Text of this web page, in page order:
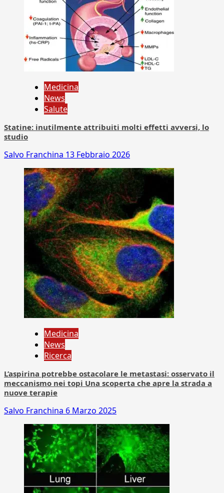
Medicina
News
Salute
Statine: inutilmente attribuiti molti effetti avversi, lo
studio
Salvo Franchina 13 Febbraio 2026
Medicina
News
Ricerca
L’aspirina potrebbe ostacolare le metastasi: osservato il
meccanismo nei topi Una scoperta che apre la strada a
nuove terapie
Salvo Franchina 6 Marzo 2025